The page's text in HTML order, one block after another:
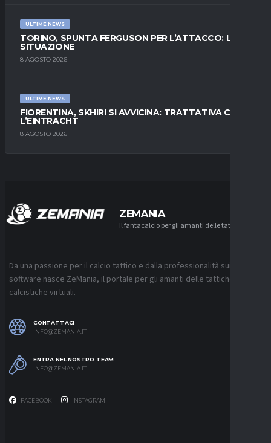
ULTIME NEWS
TORINO, SPUNTA FERGUSON PER L’ATTACCO: LA
SITUAZIONE
8 AGOSTO 2026
ULTIME NEWS
FIORENTINA, SKHIRI SI AVVICINA: TRATTATIVA CON
L’EINTRACHT
8 AGOSTO 2026
ZEMANIA
Il fantacalcio per gli amanti delle tattiche
Da una passione per il calcio tattico e dalla professionalità sui
software nasce ZeMania, il portale per gli amanti delle tattiche
calcistiche virtuali.
CONTATTACI
INFO@ZEMANIA.IT
ENTRA NEL NOSTRO TEAM
INFO@ZEMANIA.IT
FACEBOOK INSTAGRAM